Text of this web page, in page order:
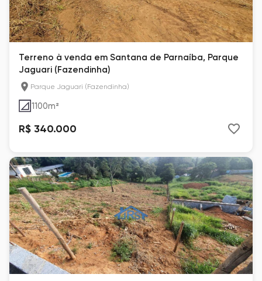
Terreno à venda em Santana de Parnaíba, Parque
Jaguari (Fazendinha)
Parque Jaguari (Fazendinha)
1100m²
R$ 340.000